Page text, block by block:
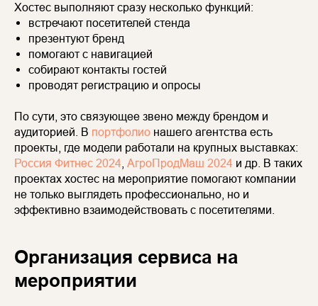
Хостес выполняют сразу несколько функций:
встречают посетителей стенда
презентуют бренд
помогают с навигацией
собирают контакты гостей
проводят регистрацию и опросы
По сути, это связующее звено между брендом и
аудиторией. В портфолио нашего агентства есть
проекты, где модели работали на крупных выставках:
Россия Фитнес 2024 АгроПродМаш 2024 и др. В таких
проектах хостес на мероприятие помогают компании
не только выглядеть профессионально, но и
эффективно взаимодействовать с посетителями.
Организация сервиса на
мероприятии